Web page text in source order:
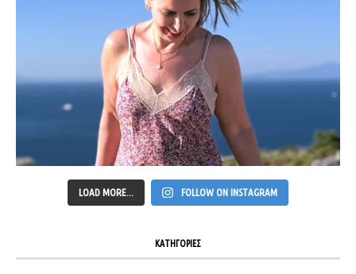
LOAD MORE... FOLLOW ON INSTAGRAM
ΚΑΤΗΓΟΡΙΕΣ